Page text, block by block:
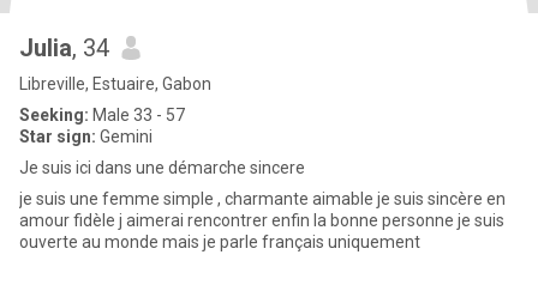
Julia, 34
Libreville, Estuaire, Gabon
Seeking: Male 33 - 57
Star sign: Gemini
Je suis ici dans une démarche sincere
je suis une femme simple , charmante aimable je suis sincère en
amour fidèle j aimerai rencontrer enfin la bonne personne je suis
ouverte au monde mais je parle français uniquement